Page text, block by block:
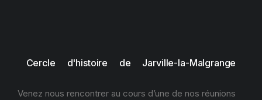
Cercle d'histoire de Jarville-la-Malgrange
Venez nous rencontrer au cours d’une de nos réunions